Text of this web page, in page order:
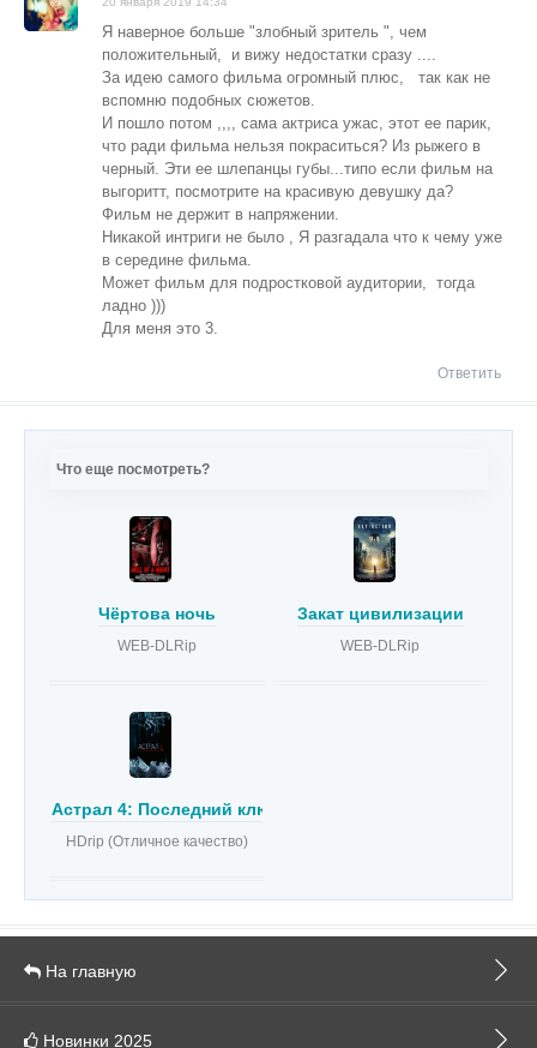
Я наверное больше "злобный зритель ", чем
положительный, и вижу недостатки сразу ....
За идею самого фильма огромный плюс, так как не
вспомню подобных сюжетов.
И пошло потом ,,,, сама актриса ужас, этот ее парик,
что ради фильма нельзя покраситься? Из рыжего в
черный. Эти ее шлепанцы губы...типо если фильм на
выгоритт, посмотрите на красивую девушку да?
Фильм не держит в напряжении.
Никакой интриги не было , Я разгадала что к чему уже
в середине фильма.
Может фильм для подростковой аудитории, тогда
ладно )))
Для меня это 3.
Ответить
Что еще посмотреть?
Чёртова ночь
WEB-DLRip
Закат цивилизации
WEB-DLRip
Астрал 4: Последний ключ
HDrip (Отличное качество)
На главную
Новинки 2025